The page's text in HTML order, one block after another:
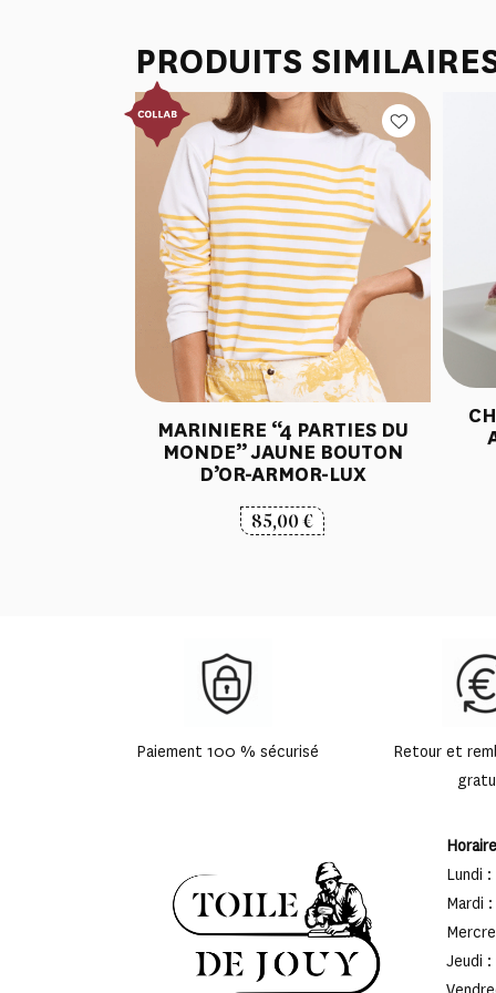
PRODUITS
MARINIERE “4 PARTIES DU
MONDE” JAUNE BOUTON
D’OR-ARMOR-LUX
85,00€
Paiement 100 % sécurisé
Retour et
Lundi
Mardi :
Jeudi :